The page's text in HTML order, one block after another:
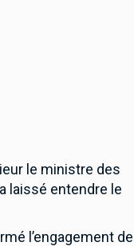
le ministre des
laissé entendre le
l’engagement de